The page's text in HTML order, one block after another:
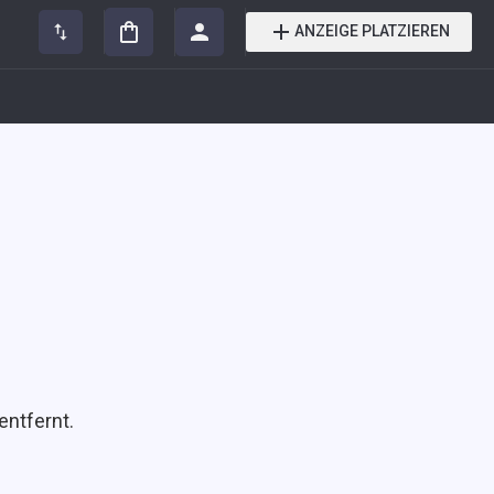
ANZEIGE PLATZIEREN